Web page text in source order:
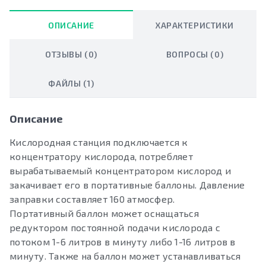
ОПИСАНИЕ ХАРАКТЕРИСТИКИ
ОТЗЫВЫ (0) ВОПРОСЫ (0)
ФАЙЛЫ (1)
Описание
Кислородная станция подключается к
концентратору кислорода, потребляет
вырабатываемый концентратором кислород и
закачивает его в портативные баллоны. Давление
заправки составляет 160 атмосфер.
Портативный баллон может оснащаться
редуктором постоянной подачи кислорода с
потоком 1-6 литров в минуту либо 1-16 литров в
минуту. Также на баллон может устанавливаться